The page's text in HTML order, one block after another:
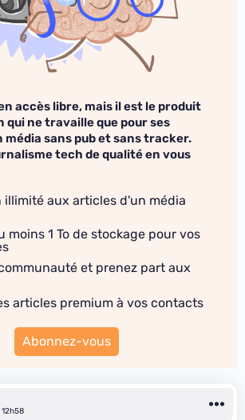
accès libre, mais il est le produit
qui ne travaille que pour ses
média sans pub et sans tracker.
tech de qualité en vous
illimité aux articles d'un média
moins 1 To de stockage pour vos
et prenez part aux
articles premium à vos contacts
Abonnez-vous